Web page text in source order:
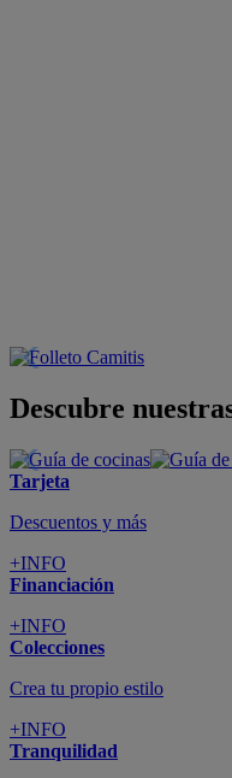
Descubre
Tarjeta
Descuentos y más
+INFO
Financiación
+INFO
Colecciones
Crea tu propio estilo
+INFO
Tranquilidad